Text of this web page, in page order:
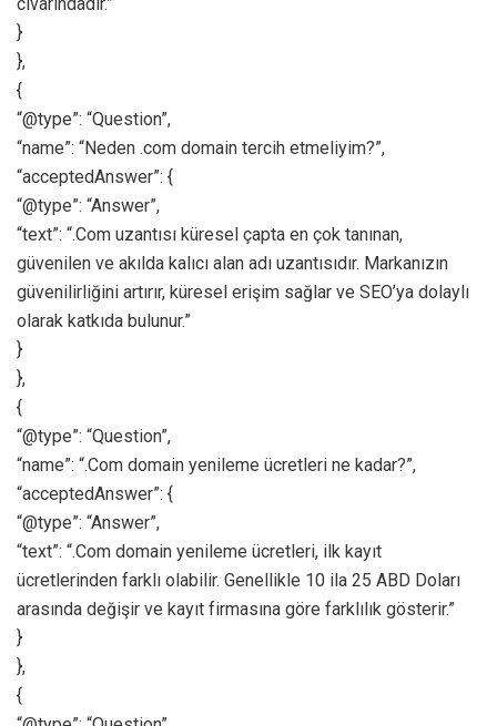
civarındadır.”
}
},
{
“@type”: “Question”,
“name”: “Neden .com domain tercih etmeliyim?”,
“acceptedAnswer”: {
“@type”: “Answer”,
“text”: “.Com uzantısı küresel çapta en çok tanınan,
güvenilen ve akılda kalıcı alan adı uzantısıdır. Markanızın
güvenilirliğini artırır, küresel erişim sağlar ve SEO’ya dolaylı
olarak katkıda bulunur.”
}
},
{
“@type”: “Question”,
“name”: “.Com domain yenileme ücretleri ne kadar?”,
“acceptedAnswer”: {
“@type”: “Answer”,
“text”: “.Com domain yenileme ücretleri, ilk kayıt
ücretlerinden farklı olabilir. Genellikle 10 ila 25 ABD Doları
arasında değişir ve kayıt firmasına göre farklılık gösterir.”
}
},
{